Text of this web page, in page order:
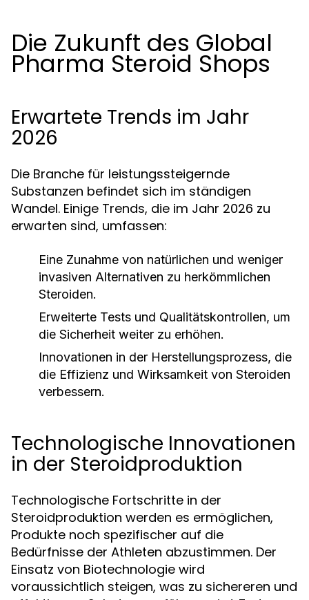
Die Zukunft des Global
Pharma Steroid Shops
Erwartete Trends im Jahr
2026
Die Branche für leistungssteigernde
Substanzen befindet sich im ständigen
Wandel. Einige Trends, die im Jahr 2026 zu
erwarten sind, umfassen:
Eine Zunahme von natürlichen und weniger
invasiven Alternativen zu herkömmlichen
Steroiden.
Erweiterte Tests und Qualitätskontrollen, um
die Sicherheit weiter zu erhöhen.
Innovationen in der Herstellungsprozess, die
die Effizienz und Wirksamkeit von Steroiden
verbessern.
Technologische Innovationen
in der Steroidproduktion
Technologische Fortschritte in der
Steroidproduktion werden es ermöglichen,
Produkte noch spezifischer auf die
Bedürfnisse der Athleten abzustimmen. Der
Einsatz von Biotechnologie wird
voraussichtlich steigen, was zu sichereren und